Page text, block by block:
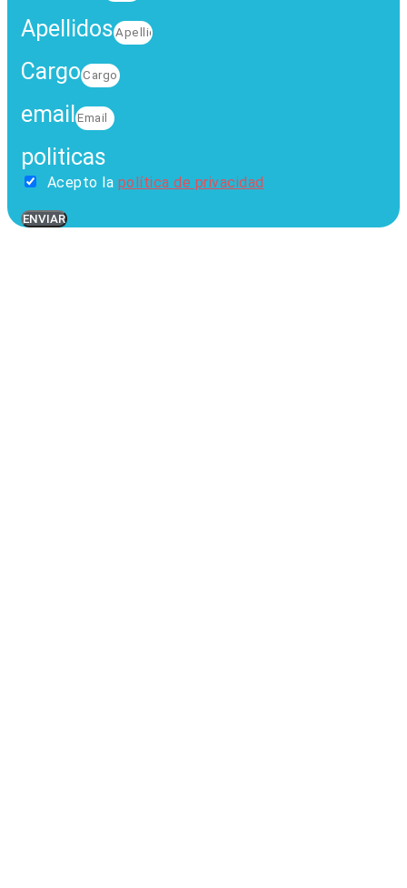
Apellidos
Cargo
email
politicas
Acepto la política de privacidad
ENVIAR